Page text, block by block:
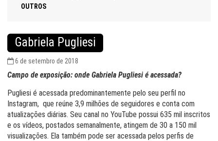
OUTROS
Gabriela Pugliesi
6 de setembro de 2018
Campo de exposição: onde Gabriela Pugliesi é acessada?
Pugliesi é acessada predominantemente pelo seu perfil no
Instagram, que reúne 3,9 milhões de seguidores e conta com
atualizações diárias. Seu canal no YouTube possui 635 mil inscritos
e os vídeos, postados semanalmente, atingem de 30 a 150 mil
visualizações. Ela também pode ser acessada pelos perfis de